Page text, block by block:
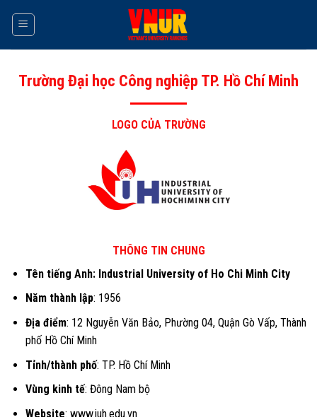
Trường Đại học Công nghiệp TP. Hồ Chí Minh
LOGO CỦA TRƯỜNG
THÔNG TIN CHUNG
Tên tiếng Anh: Industrial University of Ho Chi Minh City
Năm thành lập: 1956
Địa điểm: 12 Nguyễn Văn Bảo, Phường 04, Quận Gò Vấp, Thành
phố Hồ Chí Minh
Tỉnh/thành phố: TP. Hồ Chí Minh
Vùng kinh tế: Đông Nam bộ
Website: www.iuh.edu.vn